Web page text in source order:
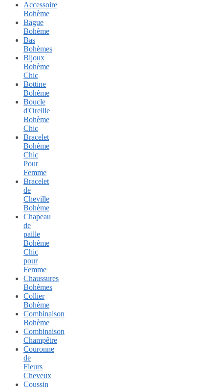
Accessoire
Bohème
Bague
Bohème
Bas
Bohèmes
Bijoux
Bohème
Chic
Bottine
Bohème
Boucle
d'Oreille
Bohème
Chic
Bracelet
Bohème
Chic
Pour
Femme
Bracelet
de
Cheville
Bohème
Chapeau
de
paille
Bohème
Chic
pour
Femme
Chaussures
Bohèmes
Collier
Bohème
Combinaison
Bohème
Combinaison
Champêtre
Couronne
de
Fleurs
Cheveux
Coussin